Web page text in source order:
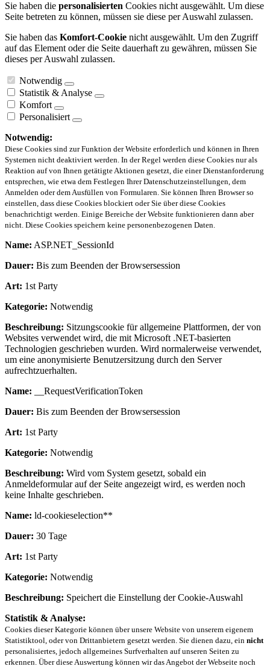
Sie haben die personalisierten Cookies nicht ausgewählt. Um diese
Seite betreten zu können, müssen sie diese per Auswahl zulassen.
Sie haben das Komfort-Cookie nicht ausgewählt. Um den Zugriff
auf das Element oder die Seite dauerhaft zu gewähren, müssen Sie
dieses per Auswahl zulassen.
Notwendig
Statistik & Analyse
Komfort
Personalisiert
Notwendig:
Diese Cookies sind zur Funktion der Website erforderlich und können in Ihren
Systemen nicht deaktiviert werden. In der Regel werden diese Cookies nur als
Reaktion auf von Ihnen getätigte Aktionen gesetzt, die einer Dienstanforderung
entsprechen, wie etwa dem Festlegen Ihrer Datenschutzeinstellungen, dem
Anmelden oder dem Ausfüllen von Formularen. Sie können Ihren Browser so
einstellen, dass diese Cookies blockiert oder Sie über diese Cookies
benachrichtigt werden. Einige Bereiche der Website funktionieren dann aber
nicht. Diese Cookies speichern keine personenbezogenen Daten.
Name: ASP.NET_SessionId
Dauer: Bis zum Beenden der Browsersession
Art: 1st Party
Kategorie: Notwendig
Beschreibung: Sitzungscookie für allgemeine Plattformen, der von
Websites verwendet wird, die mit Microsoft .NET-basierten
Technologien geschrieben wurden. Wird normalerweise verwendet,
um eine anonymisierte Benutzersitzung durch den Server
aufrechtzuerhalten.
Name: __RequestVerificationToken
Dauer: Bis zum Beenden der Browsersession
Art: 1st Party
Kategorie: Notwendig
Beschreibung: Wird vom System gesetzt, sobald ein
Anmeldeformular auf der Seite angezeigt wird, es werden noch
keine Inhalte geschrieben.
Name: ld-cookieselection**
Dauer: 30 Tage
Art: 1st Party
Kategorie: Notwendig
Beschreibung: Speichert die Einstellung der Cookie-Auswahl
Statistik & Analyse:
Cookies dieser Kategorie können über unsere Website von unserem eigenem
Statistiktool, oder von Drittanbietern gesetzt werden. Sie dienen dazu, ein nicht
personalisiertes, jedoch allgemeines Surfverhalten auf unseren Seiten zu
erkennen. Über diese Auswertung können wir das Angebot der Webseite noch